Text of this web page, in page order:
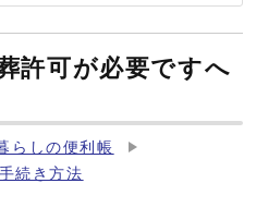
許可が必要ですへ
らしの便利帳
続き方法